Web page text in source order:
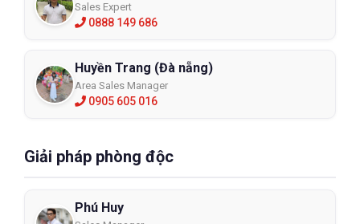
Sales Expert
0888 149 686
Huyền Trang (Đà nẵng)
Area Sales Manager
0905 605 016
Giải pháp phòng độc
Phú Huy